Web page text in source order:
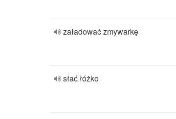
załadować zmywarkę
słać łóżko